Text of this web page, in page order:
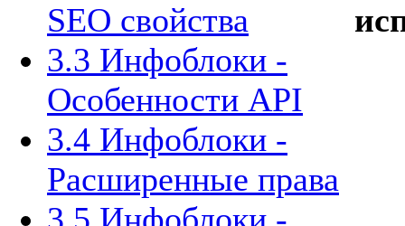
SEO свойства
3.3 Инфоблоки -
Особенности API
3.4 Инфоблоки -
Расширенные права